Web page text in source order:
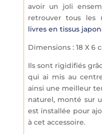
avoir un joli
retrouver tous les
livres en tissus
Dimensions : 18 X 6
Ils sont rigidifiés
qui ai mis au
ainsi une meilleur
naturel, monté sur
est installée pour
à cet accessoire.